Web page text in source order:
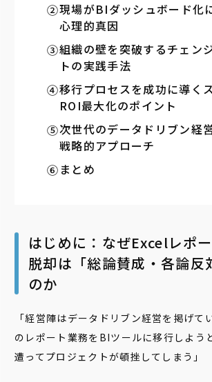
現場がBIダッシュボード化
心理的真因
組織の壁を突破するチェン
トの実践手法
移行プロセスを成功に導く
ROI最大化のポイント
次世代のデータドリブン経
戦略的アプローチ
まとめ
はじめに：なぜExcelレポ
脱却は「総論賛成・各論反
のか
「経営陣はデータドリブン経営を掲げて
のレポート業務をBIツールに移行しよう
遭ってプロジェクトが頓挫してしまう」